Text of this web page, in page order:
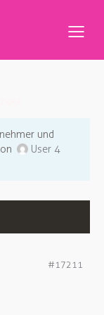
und
User 4
#17211